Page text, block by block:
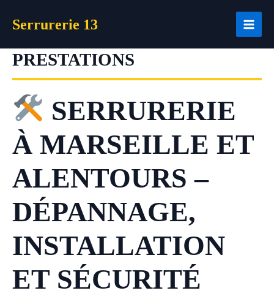
Serrurerie 13
PRESTATIONS
SERRURERIE
À MARSEILLE ET
ALENTOURS –
DÉPANNAGE,
INSTALLATION
ET SÉCURITÉ